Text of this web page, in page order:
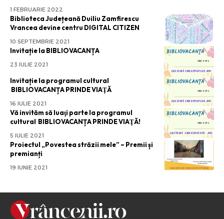
1 FEBRUARIE 2022
Biblioteca Județeană Duiliu Zamfirescu
Vrancea devine centru DIGITAL CITIZEN
10 SEPTEMBRIE 2021
Invitație la BIBLIOVACANȚA
23 IULIE 2021
Invitație la programul cultural
BIBLIOVACANȚA PRINDE VIAŢĂ
16 IULIE 2021
Vă invităm să luaţi parte la programul
cultural BIBLIOVACANȚA PRINDE VIAŢĂ!
5 IULIE 2021
Proiectul „Povestea străzii mele” – Premii și
premianți
19 IUNIE 2021